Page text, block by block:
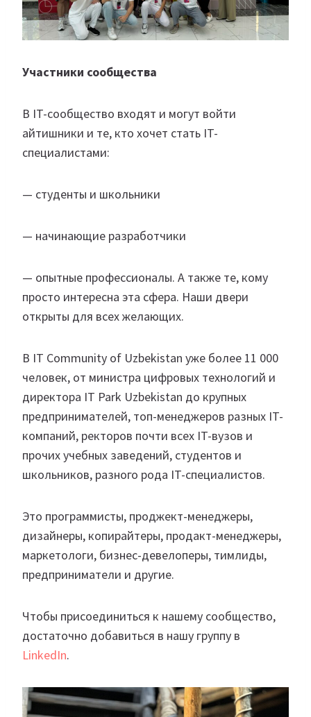
Участники сообщества
В IT-сообщество входят и могут войти
айтишники и те, кто хочет стать IT-
специалистами:
— студенты и школьники
— начинающие разработчики
— опытные профессионалы. А также те, кому
просто интересна эта сфера. Наши двери
открыты для всех желающих.
В IT Community of Uzbekistan уже более 11 000
человек, от министра цифровых технологий и
директора IT Park Uzbekistan до крупных
предпринимателей, топ-менеджеров разных IT-
компаний, ректоров почти всех IT-вузов и
прочих учебных заведений, студентов и
школьников, разного рода IT-специалистов.
Это программисты, проджект-менеджеры,
дизайнеры, копирайтеры, продакт-менеджеры,
маркетологи, бизнес-девелоперы, тимлиды,
предприниматели и другие.
Чтобы присоединиться к нашему сообщество,
достаточно добавиться в нашу группу в
LinkedIn.